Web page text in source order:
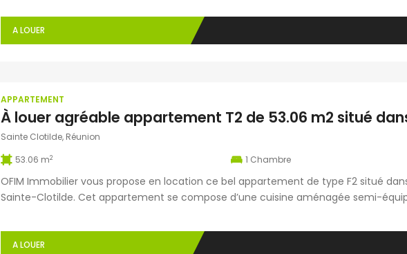
parking en sous-sol. Idéalement […]
A LOUER
APPARTEMENT
Sainte Clotilde, Réunion
53.06 m2 1 Chambre
OFIM Immobilier vous propose en location ce bel appartement de type F2 situé
Sainte-Clotilde. Cet appartement se compose d’une cuisine aménagée semi-
en sous-sol. Idéalement situé à proximité du […]
A LOUER